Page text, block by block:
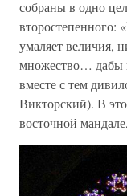
собраны в одно
второстепенного:
умаляет величия,
множество… дабы
вместе с тем
Викторский). В
восточной